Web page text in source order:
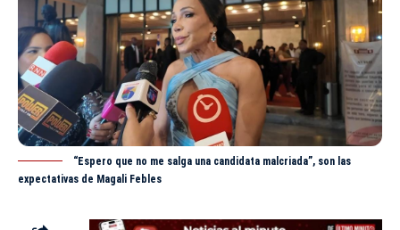
“Espero que no me salga una candidata malcriada”, son las
expectativas de Magali Febles